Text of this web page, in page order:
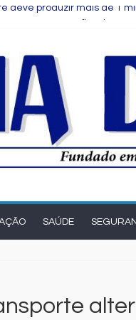
deve produzir mais de 1
de Salvador é
Comitê das Cadeias
SAÚDE